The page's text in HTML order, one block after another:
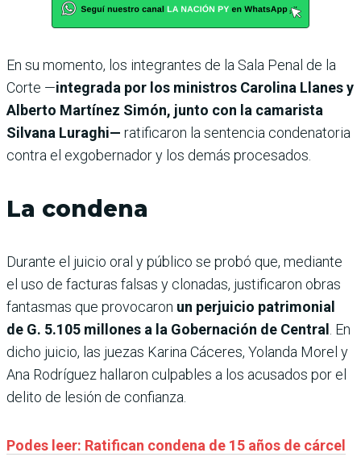
En su momento, los integrantes de la Sala Penal de la
Corte —integrada por los ministros Carolina Llanes y
Alberto Martínez Simón, junto con la camarista
Silvana Luraghi— ratificaron la sentencia condenatoria
contra el exgobernador y los demás procesados.
La condena
Durante el juicio oral y público se probó que, mediante
el uso de facturas falsas y clonadas, justificaron obras
fantasmas que provocaron un perjuicio patrimonial
de G. 5.105 millones a la Gobernación de Central . En
dicho juicio, las juezas Karina Cáceres, Yolanda Morel y
Ana Rodríguez hallaron culpables a los acusados por el
delito de lesión de confianza.
Podes leer: Ratifican condena de 15 años de cárcel